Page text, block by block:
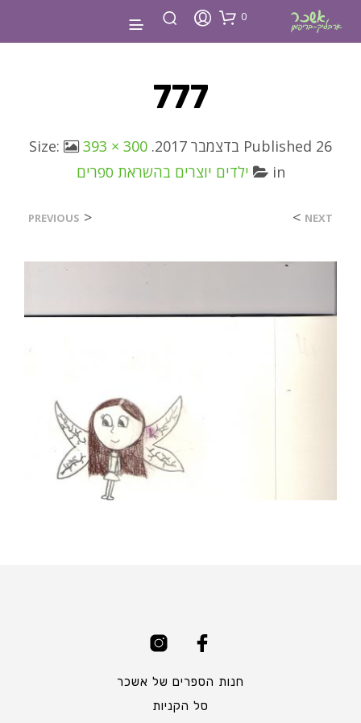
0
777
Published 26 בדצמבר 2017 . Size:
393 × 300
in
ילדים יוצרים בהשראת ספרים
<
PREVIOUS NEXT
>
חנות הספרים של אשכר
סל הקניות